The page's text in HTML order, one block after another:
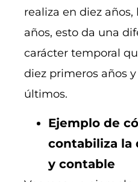
realiza en diez
años, esto da una
carácter temporal
diez primeros años
últimos.
Ejemplo de
contabiliza la
y contable